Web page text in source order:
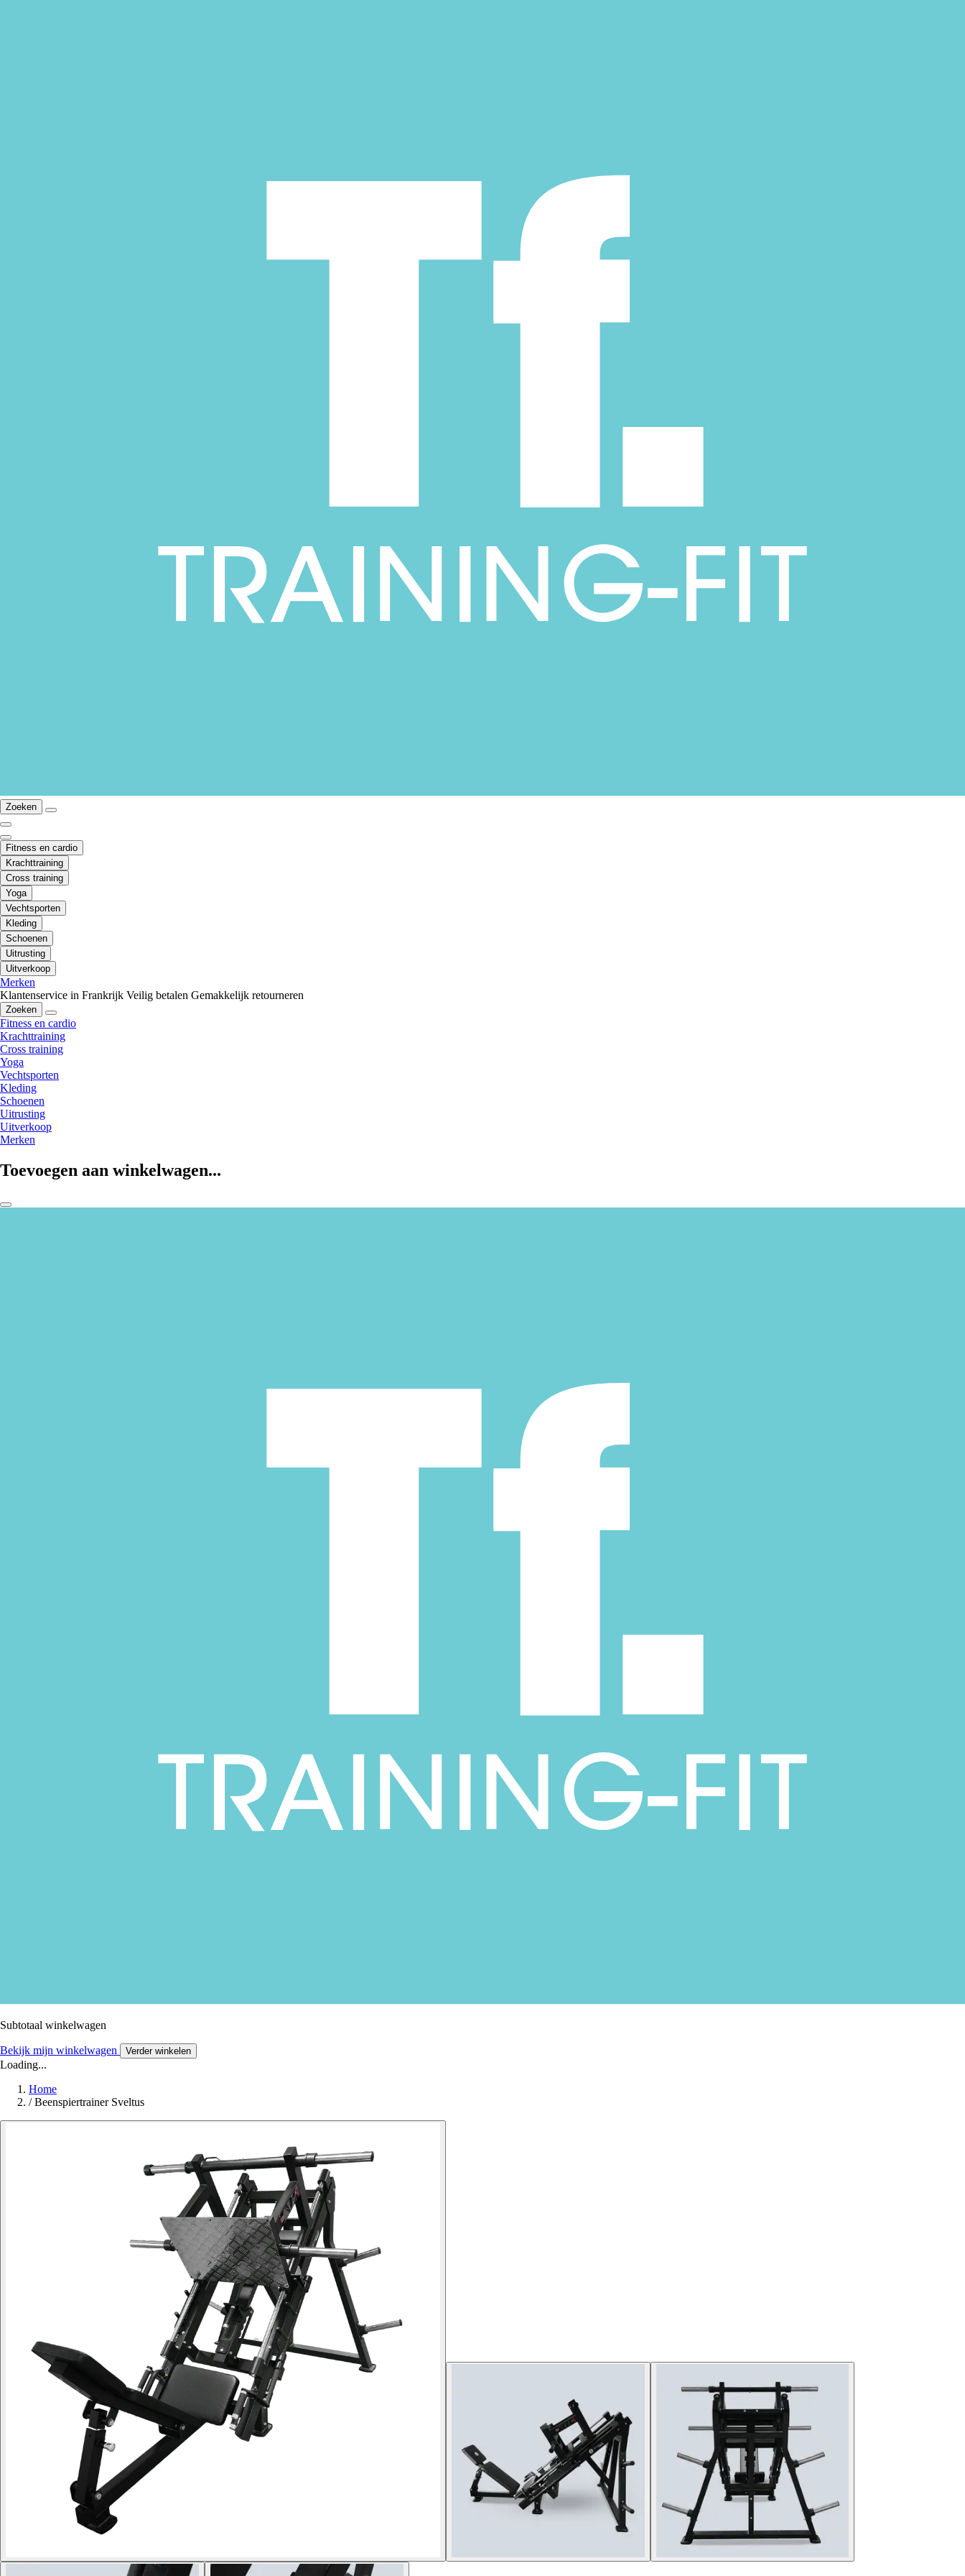
Zoeken
Fitness en cardio
Krachttraining
Cross training
Yoga
Vechtsporten
Kleding
Schoenen
Uitrusting
Uitverkoop
Merken
Klantenservice in Frankrijk Veilig betalen Gemakkelijk retourneren
Zoeken
Fitness en cardio
Krachttraining
Cross training
Yoga
Vechtsporten
Kleding
Schoenen
Uitrusting
Uitverkoop
Merken
Toevoegen aan winkelwagen...
Subtotaal winkelwagen
Bekijk mijn winkelwagen Verder winkelen
Loading...
Home
/ Beenspiertrainer Sveltus